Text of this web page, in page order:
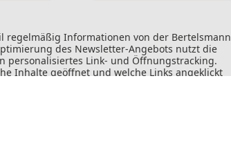
regelmäßig Informationen von der Bertelsmann
des Newsletter-Angebots nutzt die
personalisiertes Link- und Öffnungstracking.
Inhalte geöffnet und welche Links angeklickt